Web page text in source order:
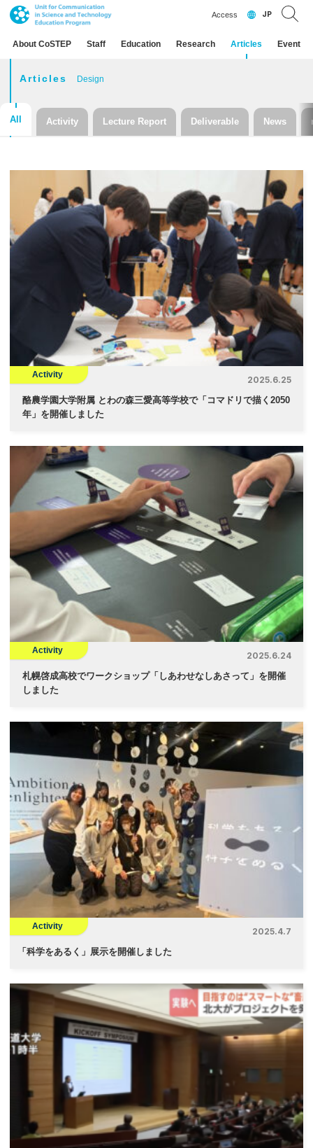
About CoSTEP Staff Education Research Articles Event
Access JP
Articles Design
All Activity Lecture Report Deliverable News
Activity
2025.6.25
酪農学園大学附属 とわの森三愛高等学校で「コマドリで描く2050
年」を開催しました
Activity
2025.6.24
札幌啓成高校でワークショップ「しあわせなしあさって」を開催
しました
Activity
2025.4.7
「 科学をあるく」展示を開催しました